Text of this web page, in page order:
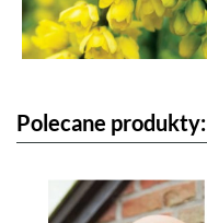
Polecane produkty: